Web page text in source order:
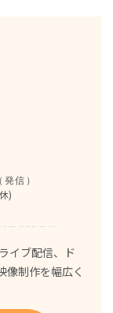
（発信）
)
イブ配信、ド
像制作を幅広く